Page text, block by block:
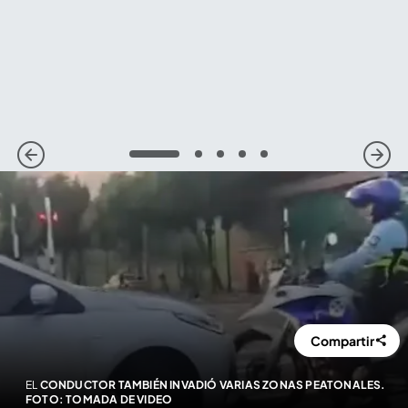
1 2 3 4 5
EL CONDUCTOR TAMBIÉN INVADIÓ VARIAS ZONAS PEATONALES.
FOTO: TOMADA DE VIDEO
Compartir